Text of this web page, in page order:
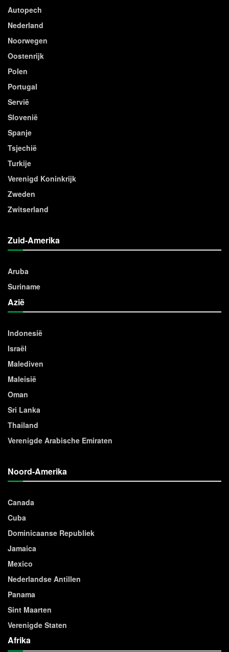
Autopech
Nederland
Noorwegen
Oostenrijk
Polen
Portugal
Servië
Slovenië
Spanje
Tsjechië
Turkije
Verenigd Koninkrijk
Zweden
Zwitserland
Zuid-Amerika
Aruba
Suriname
Azië
Indonesië
Israël
Malediven
Maleisië
Oman
Sri Lanka
Thailand
Verenigde Arabische Emiraten
Noord-Amerika
Canada
Cuba
Dominicaanse Republiek
Jamaica
Mexico
Nederlandse Antillen
Panama
Sint Maarten
Verenigde Staten
Afrika